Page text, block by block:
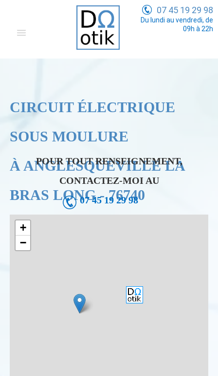
Communication
07 45 19 29 98
Du lundi au vendredi, de
09h à 22h
CIRCUIT ÉLECTRIQUE
SOUS MOULURE
À ANGLESQUEVILLE LA
BRAS LONG - 76740
POUR TOUT RENSEIGNEMENT,
CONTACTEZ-MOI AU
07 45 19 29 98
+
−